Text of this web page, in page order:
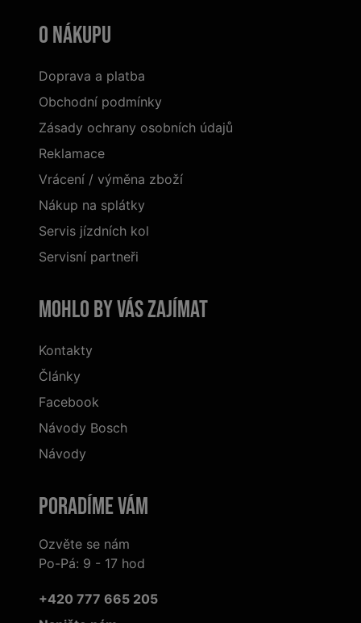
O nákupu
Doprava a platba
Obchodní podmínky
Zásady ochrany osobních údajů
Reklamace
Vrácení / výměna zboží
Nákup na splátky
Servis jízdních kol
Servisní partneři
Mohlo by vás zajímat
Kontakty
Články
Facebook
Návody Bosch
Návody
Poradíme Vám
Ozvěte se nám
Po-Pá: 9 - 17 hod
+420 777 665 205